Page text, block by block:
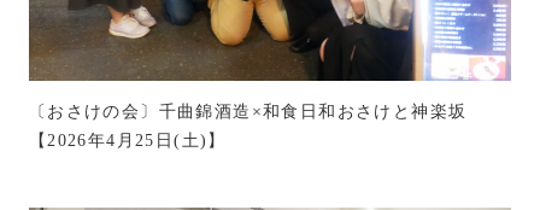
〔おさけの会〕千曲錦酒造×和食日和おさけと神楽坂
【2026年4月25日(土)】